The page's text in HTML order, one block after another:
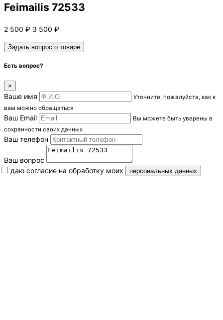
Feimailis 72533
2 500 ₽ 3 500 ₽
Задать вопрос о товаре
Есть вопрос?
×
Ваше имя
Уточните, пожалуйста, как к
вам можно обращаться
Ваш Email
Вы можете быть уверены в
сохранности своих данных
Ваш телефон
Ваш вопрос
Я даю согласие на обработку моих
персональных данных